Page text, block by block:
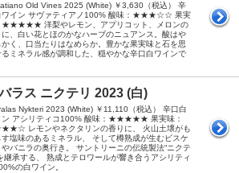
Old Vines 2025 (White) ￥3,630（税込） 辛
ワイン サヴァティアノ100% 酸味：★★★☆☆ 果実
★★★★★ 洋梨やレモン、アプリコット、メロンの
に、白い花とほのかなハーブのニュアンス。酸はや
かく、口当たりはなめらか。豊かな果実味と石を思
るミネラル感が調和した、穏やかな辛口白ワインで
ラス ニクテリ 2023 (白)
Nykteri 2023 (White) ￥11,110（税込） 辛口白
ン アシリティコ100% 酸味：★★★★★ 果実味：
レモンやネクタリンの香りに、 火山土壌がも
す塩味のあるミネラル、 そして樽熟成が生むビスケ
やバニラの奥行き。 サントリーニの伝統製法“ニクテ
継承する、 熟成とテロワールが響き合うアシリティ
の白ワイン。